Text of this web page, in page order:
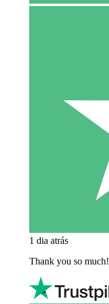
1 dia atrás
Thank you so much!